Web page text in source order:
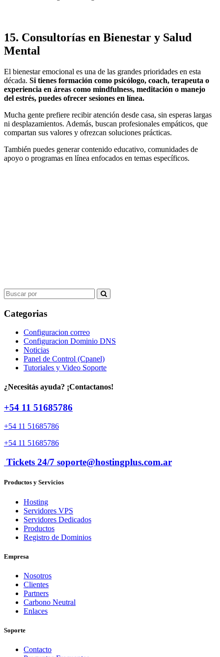
15. Consultorías en Bienestar y Salud
Mental
El bienestar emocional es una de las grandes prioridades en esta
década. Si tienes formación como psicólogo, coach, terapeuta o
experiencia en áreas como mindfulness, meditación o manejo
del estrés, puedes ofrecer sesiones en línea.
Mucha gente prefiere recibir atención desde casa, sin esperas largas
ni desplazamientos. Además, buscan profesionales empáticos, que
compartan sus valores y ofrezcan soluciones prácticas.
También puedes generar contenido educativo, comunidades de
apoyo o programas en línea enfocados en temas específicos.
Search
for:
Categorias
Configuracion correo
Configuracion Dominio DNS
Noticias
Panel de Control (Cpanel)
Tutoriales y Video Soporte
¿Necesitás ayuda? ¡Contactanos!
+54 11 51685786
+54 11 51685786
+54 11 51685786
Tickets 24/7 soporte@hostingplus.com.ar
Productos y Servicios
Hosting
Servidores VPS
Servidores Dedicados
Productos
Registro de Dominios
Empresa
Nosotros
Clientes
Partners
Carbono Neutral
Enlaces
Soporte
Contacto